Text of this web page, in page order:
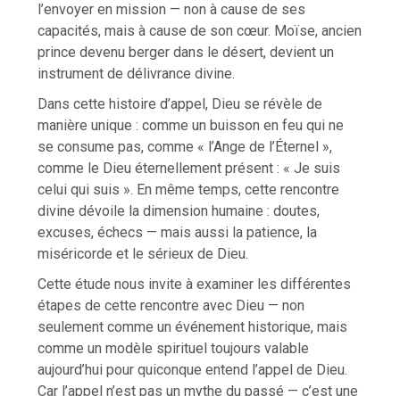
l’envoyer en mission — non à cause de ses
capacités, mais à cause de son cœur. Moïse, ancien
prince devenu berger dans le désert, devient un
instrument de délivrance divine.
Dans cette histoire d’appel, Dieu se révèle de
manière unique : comme un buisson en feu qui ne
se consume pas, comme « l’Ange de l’Éternel »,
comme le Dieu éternellement présent : « Je suis
celui qui suis ». En même temps, cette rencontre
divine dévoile la dimension humaine : doutes,
excuses, échecs — mais aussi la patience, la
miséricorde et le sérieux de Dieu.
Cette étude nous invite à examiner les différentes
étapes de cette rencontre avec Dieu — non
seulement comme un événement historique, mais
comme un modèle spirituel toujours valable
aujourd’hui pour quiconque entend l’appel de Dieu.
Car l’appel n’est pas un mythe du passé — c’est une